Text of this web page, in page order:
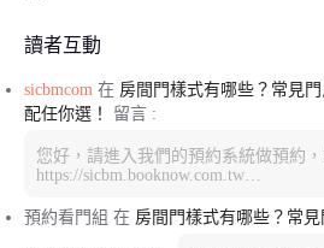
讀者互動
sicbmcom 在 房間門樣式有哪些？常見
配任你選！
留言 :
您好，請進入我們的預約系統做預約，
https://sicbm.booknow.com.tw…
預約看門組 在 房間門樣式有哪些？常